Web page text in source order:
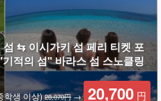
적의 장소로 이동한다!
⇆ 이시가키 섬 페리 티켓 포
적의 섬" 바라스 섬 스노클링
학생 이상)28,070円→ 20,700 円